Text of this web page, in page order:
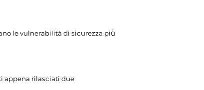
le vulnerabilità di sicurezza più
appena rilasciati due